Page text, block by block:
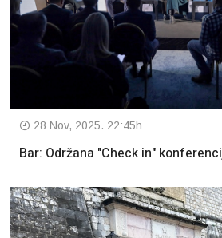
28 Nov, 2025. 22:45h
Bar: Održana "Check in"